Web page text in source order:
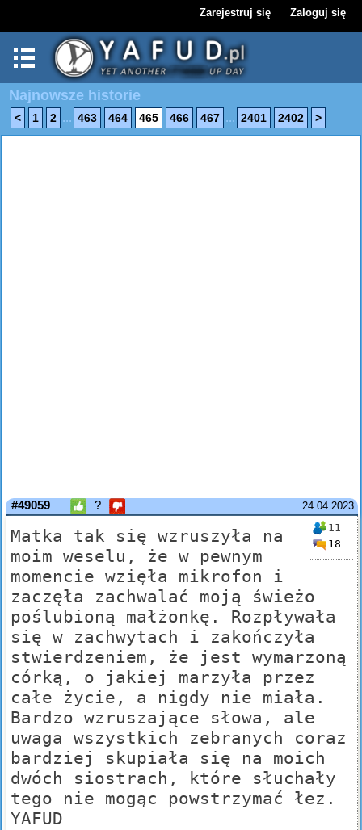
Zarejestruj się Zaloguj się
Najnowsze historie
< 1 2 ... 463 464 465 466 467 ... 2401 2402 >
24.04.2023
#49059 ?
11
18
Matka tak się wzruszyła na
moim weselu, że w pewnym
momencie wzięła mikrofon i
zaczęła zachwalać moją świeżo
poślubioną małżonkę. Rozpływała
się w zachwytach i zakończyła
stwierdzeniem, że jest wymarzoną
córką, o jakiej marzyła przez
całe życie, a nigdy nie miała.
Bardzo wzruszające słowa, ale
uwaga wszystkich zebranych coraz
bardziej skupiała się na moich
dwóch siostrach, które słuchały
tego nie mogąc powstrzymać łez.
YAFUD